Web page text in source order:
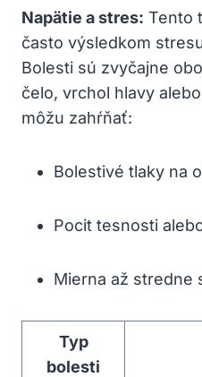
Napätie a stres: Tento
často výsledkom
Bolesti sú zvyčajne
čelo, vrchol hlavy
môžu zahŕňať:
Bolestivé tlaky na
Pocit tesnosti
Mierna až stredne
Typ
bolesti